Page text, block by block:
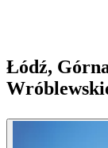
Łódź,